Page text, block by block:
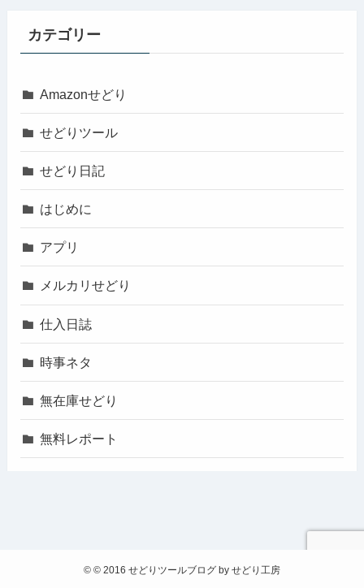
カテゴリー
Amazonせどり
せどりツール
せどり日記
はじめに
アプリ
メルカリせどり
仕入日誌
時事ネタ
無在庫せどり
無料レポート
© © 2016 せどりツールブログ by せどり工房